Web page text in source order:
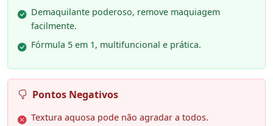
Demaquilante poderoso, remove maquiagem
facilmente.
Fórmula 5 em 1, multifuncional e prática.
Pontos Negativos
Textura aquosa pode não agradar a todos.